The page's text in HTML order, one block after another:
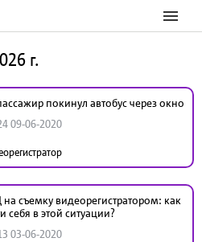
г.
покинул автобус через окно
09-06-2020
съемку видеорегистратором: как
себя в этой ситуации?
03-06-2020